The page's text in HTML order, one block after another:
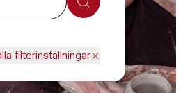
Sök
filterinställningar